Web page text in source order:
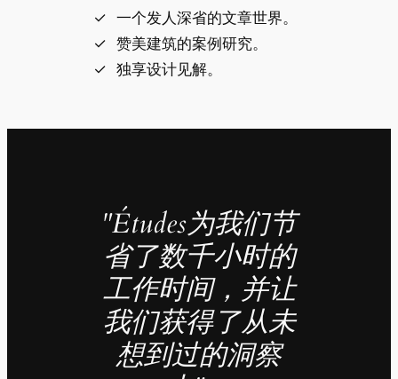
一个发人深省的文章世界。
赞美建筑的案例研究。
独享设计见解。
"Études为我们节
省了数千小时的
工作时间，并让
我们获得了从未
想到过的洞察